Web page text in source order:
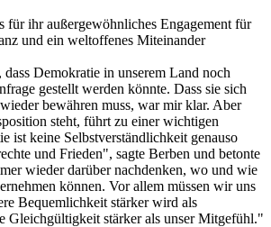
für ihr außergewöhnliches Engagement für
und ein weltoffenes Miteinander
Demokratie in unserem Land noch
gestellt werden könnte. Dass sie sich
bewähren muss, war mir klar. Aber
steht, führt zu einer wichtigen
ist keine Selbstverständlichkeit genauso
und Frieden", sagte Berben und betonte
wieder darüber nachdenken, wo und wie
können. Vor allem müssen wir uns
Bequemlichkeit stärker wird als
Gleichgültigkeit stärker als unser Mitgefühl."